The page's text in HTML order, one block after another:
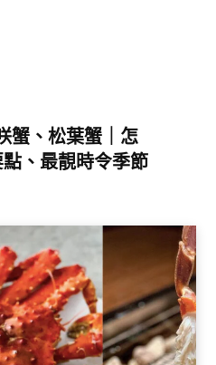
蟹、松葉蟹｜怎
、最靚時令季節